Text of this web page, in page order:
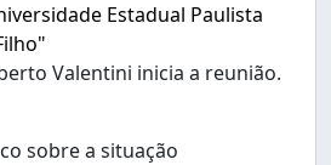
Estadual Paulista
Valentini inicia a reunião.
sobre a situação